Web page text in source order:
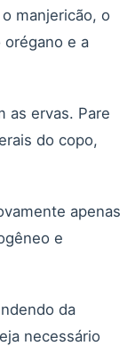
manjericão, o
e a
as ervas. Pare
do copo,
apenas
e
da
necessário